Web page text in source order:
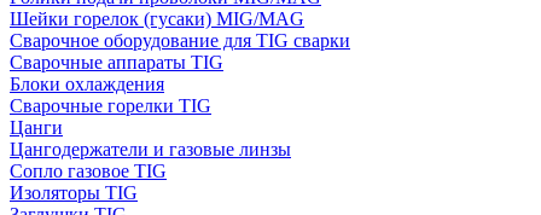
Шейки горелок (гусаки) MIG/MAG
Сварочное оборудование для TIG сварки
Сварочные аппараты TIG
Блоки охлаждения
Сварочные горелки TIG
Цанги
Цангодержатели и газовые линзы
Сопло газовое TIG
Изоляторы TIG